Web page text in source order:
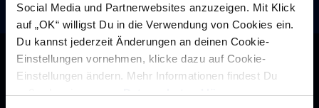
Social Media und Partnerwebsites anzuzeigen. Mit Klick
auf „OK“ willigst Du in die Verwendung von Cookies ein.
Du kannst jederzeit Änderungen an deinen Cookie-
Einstellungen vornehmen, klicke dazu auf Cookie-
Einstellungen ändern. Mehr Informationen findest Du
außerdem in unsererDatenschutzerklärung.